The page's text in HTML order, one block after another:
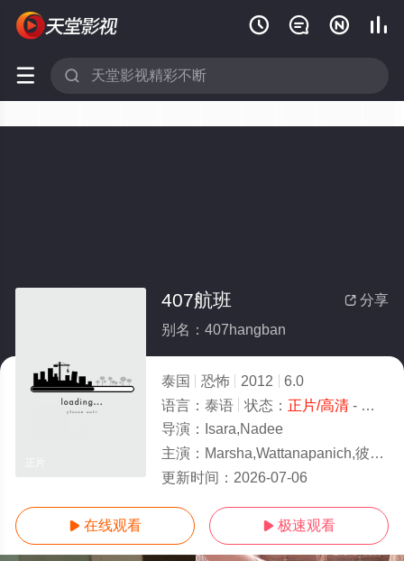
   
 
 分享
407航班
别名：407hangban
泰国 恐怖 2012
6.0
语言： 泰语 状态： 正片/高清- 免费在线观看
导演：
Isara,Nadee
主演： Marsha,Wattanapanich,彼得·奈特,Paramej,Noiam,Paramej,Noiam,乔纳森·萨姆森,Jonat
更新时间： 2026-07-06
 在线观看  极速观看